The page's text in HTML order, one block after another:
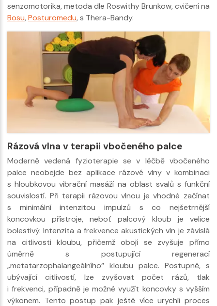
senzomotorika, metoda dle Roswithy Brunkow, cvičení na
Bosu,Posturomedu, s Thera-Bandy.
Rázová vlna v terapii vbočeného palce
Moderně vedená fyzioterapie se v léčbě vbočeného
palce neobejde bez aplikace rázové vlny v kombinaci
s hloubkovou vibrační masáží na oblast svalů s funkční
souvislostí. Při terapii rázovou vlnou je vhodné začínat
s minimální intenzitou impulzů s co nejšetrnější
koncovkou přístroje, neboť palcový kloub je velice
bolestivý. Intenzita a frekvence akustických vln je závislá
na citlivosti kloubu, přičemž obojí se zvyšuje přímo
úměrně s postupující regenerací
„metatarzophalangeálního“ kloubu palce. Postupně, s
ubývající citlivostí, lze zvyšovat počet rázů, tlak
i frekvenci, případně je možné využít koncovky s vyšším
výkonem. Tento postup pak ještě více urychlí proces